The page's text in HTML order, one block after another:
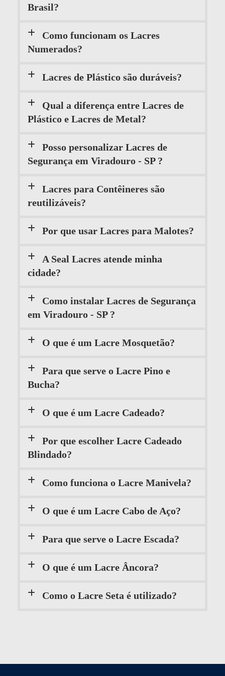
Brasil?
Como funcionam os Lacres
Numerados?
Lacres de Plástico são duráveis?
Qual a diferença entre Lacres de
Plástico e Lacres de Metal?
Posso personalizar Lacres de
Segurança em Viradouro - SP ?
Lacres para Contêineres são
reutilizáveis?
Por que usar Lacres para Malotes?
A Seal Lacres atende minha
cidade?
Como instalar Lacres de Segurança
em Viradouro - SP ?
O que é um Lacre Mosquetão?
Para que serve o Lacre Pino e
Bucha?
O que é um Lacre Cadeado?
Por que escolher Lacre Cadeado
Blindado?
Como funciona o Lacre Manivela?
O que é um Lacre Cabo de Aço?
Para que serve o Lacre Escada?
O que é um Lacre Âncora?
Como o Lacre Seta é utilizado?